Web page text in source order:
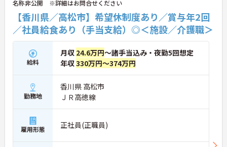
門知識が磨けるチームケア実践 頑張りやスキルが給
与・役職にしっかり反映。 明確なキャリアパス制度
が整っている環境で、 目標を持って長く活躍できま
す！
名称非公開 ※詳細はお問合せください
【香川県／高松市】希望休制度あり／賞与年2回
／社員給食あり（手当支給）◎＜施設／介護職＞
給料
月収 24.6万円～諸手当込み・夜勤5回想定
年収330万円～374万円
勤務地
香川県 高松市
ＪＲ高徳線
雇用形態 正社員(正職員)